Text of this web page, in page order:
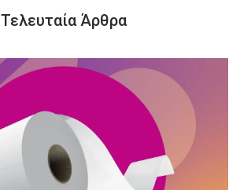
Τελευταία Άρθρα